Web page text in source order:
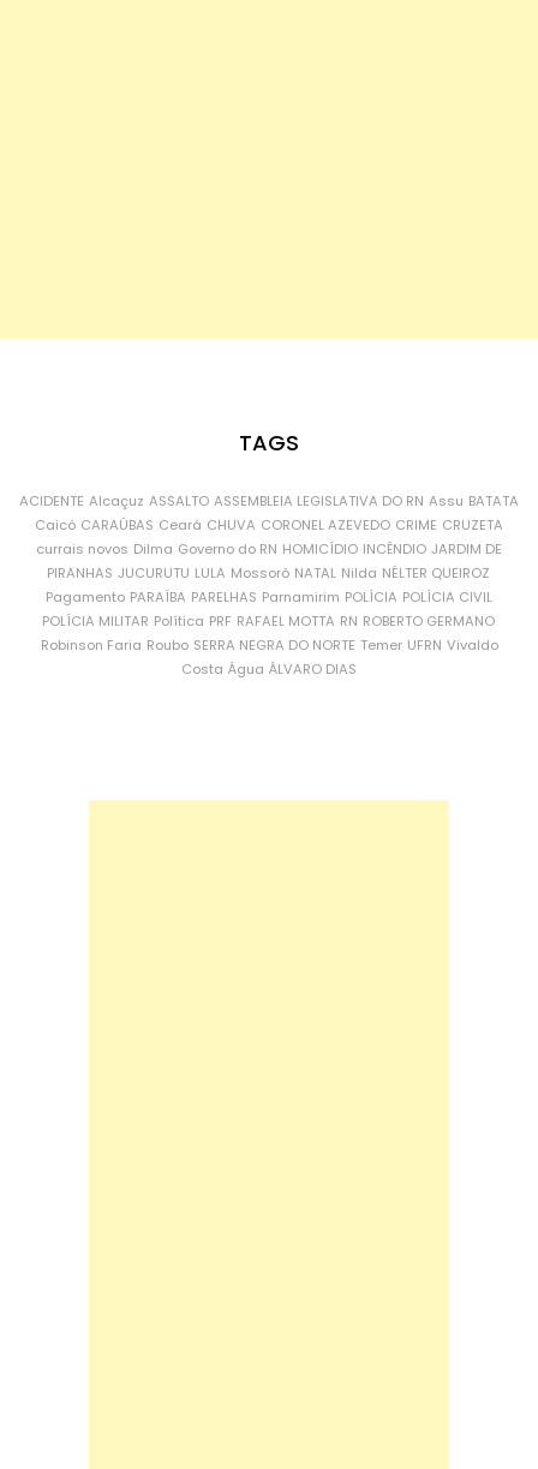
TAGS
ACIDENTE Alcaçuz ASSALTO ASSEMBLEIA LEGISLATIVA DO RN Assu BATATA
Caicó CARAÚBAS Ceará CHUVA CORONEL AZEVEDO CRIME CRUZETA
currais novos Dilma Governo do RN HOMICÍDIO INCÊNDIO JARDIM DE
PIRANHAS JUCURUTU LULA Mossoró NATAL Nilda NÉLTER QUEIROZ
Pagamento PARAÍBA PARELHAS Parnamirim POLÍCIA POLÍCIA CIVIL
POLÍCIA MILITAR Política PRF RAFAEL MOTTA RN ROBERTO GERMANO
Robinson Faria Roubo SERRA NEGRA DO NORTE Temer UFRN Vivaldo
Costa Água ÁLVARO DIAS